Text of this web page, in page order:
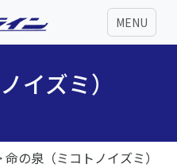
MENU
イズミ）
命の泉（ミコトノイズミ）